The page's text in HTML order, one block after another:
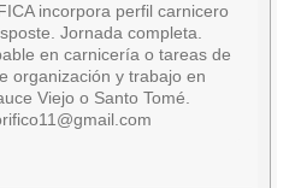
incorpora perfil carnicero
Jornada completa.
en carnicería o tareas de
organización y trabajo en
Viejo o Santo Tomé.